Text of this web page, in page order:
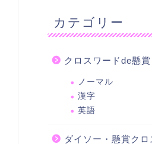
カテゴリー
クロスワードde懸賞
ノーマル
漢字
英語
ダイソー・懸賞ク